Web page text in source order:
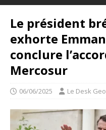
Le président
exhorte
conclure
Mercosur
06/06/2025 Le Desk